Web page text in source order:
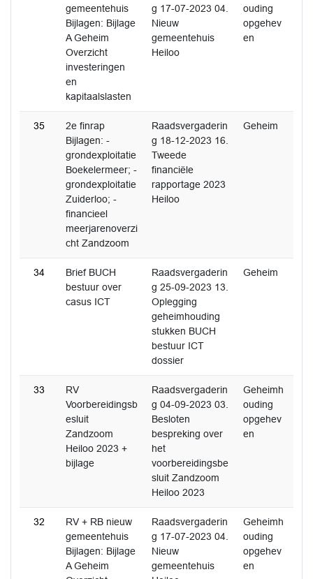
gemeentehuis
Bijlagen: Bijlage
A Geheim
Overzicht
investeringen
en
kapitaalslasten
g 17-07-2023 04.
Nieuw
gemeentehuis
Heiloo
ouding
opgehev
en
35
2e finrap
Bijlagen: -
grondexploitatie
Boekelermeer; -
grondexploitatie
Zuiderloo; -
financieel
meerjarenoverzi
cht Zandzoom
Raadsvergaderin
g 18-12-2023 16.
Tweede
financiële
rapportage 2023
Heiloo
Geheim
34
Brief BUCH
bestuur over
casus ICT
Raadsvergaderin
g 25-09-2023 13.
Oplegging
geheimhouding
stukken BUCH
bestuur ICT
dossier
Geheim
33
RV
Voorbereidingsb
esluit
Zandzoom
Heiloo 2023 +
bijlage
Raadsvergaderin
g 04-09-2023 03.
Besloten
bespreking over
het
voorbereidingsbe
sluit Zandzoom
Heiloo 2023
Geheimh
ouding
opgehev
en
32
RV + RB nieuw
gemeentehuis
Bijlagen: Bijlage
A Geheim
Raadsvergaderin
g 17-07-2023 04.
Nieuw
gemeentehuis
Geheimh
ouding
opgehev
en